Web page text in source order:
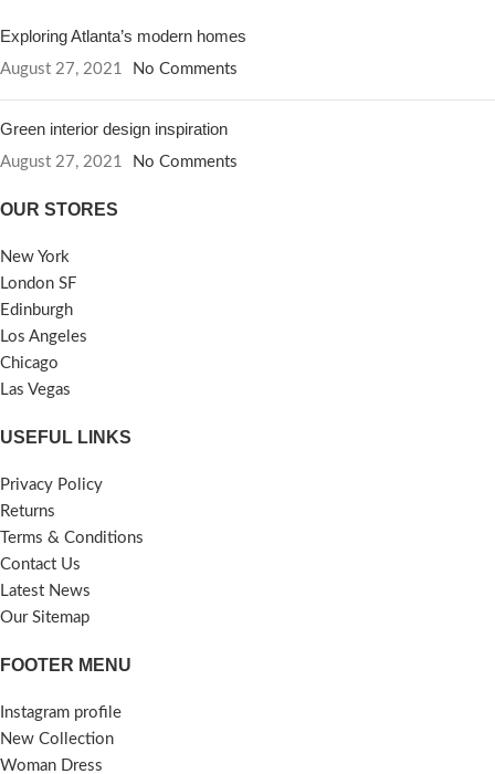
Exploring Atlanta’s modern homes
August 27, 2021 No Comments
Green interior design inspiration
August 27, 2021 No Comments
OUR STORES
New York
London SF
Edinburgh
Los Angeles
Chicago
Las Vegas
USEFUL LINKS
Privacy Policy
Returns
Terms & Conditions
Contact Us
Latest News
Our Sitemap
FOOTER MENU
Instagram profile
New Collection
Woman Dress